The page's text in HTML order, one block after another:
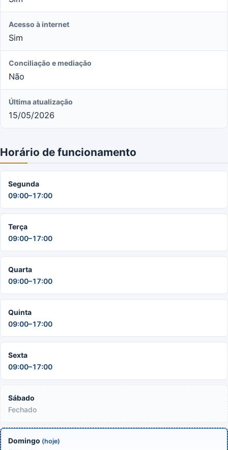
Acesso à internet
Sim
Conciliação e mediação
Não
Última atualização
15/05/2026
Horário de funcionamento
Segunda
09:00–17:00
Terça
09:00–17:00
Quarta
09:00–17:00
Quinta
09:00–17:00
Sexta
09:00–17:00
Sábado
Fechado
Domingo (hoje)